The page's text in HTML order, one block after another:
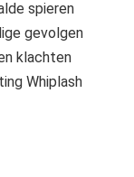
spieren
gevolgen
klachten
Whiplash